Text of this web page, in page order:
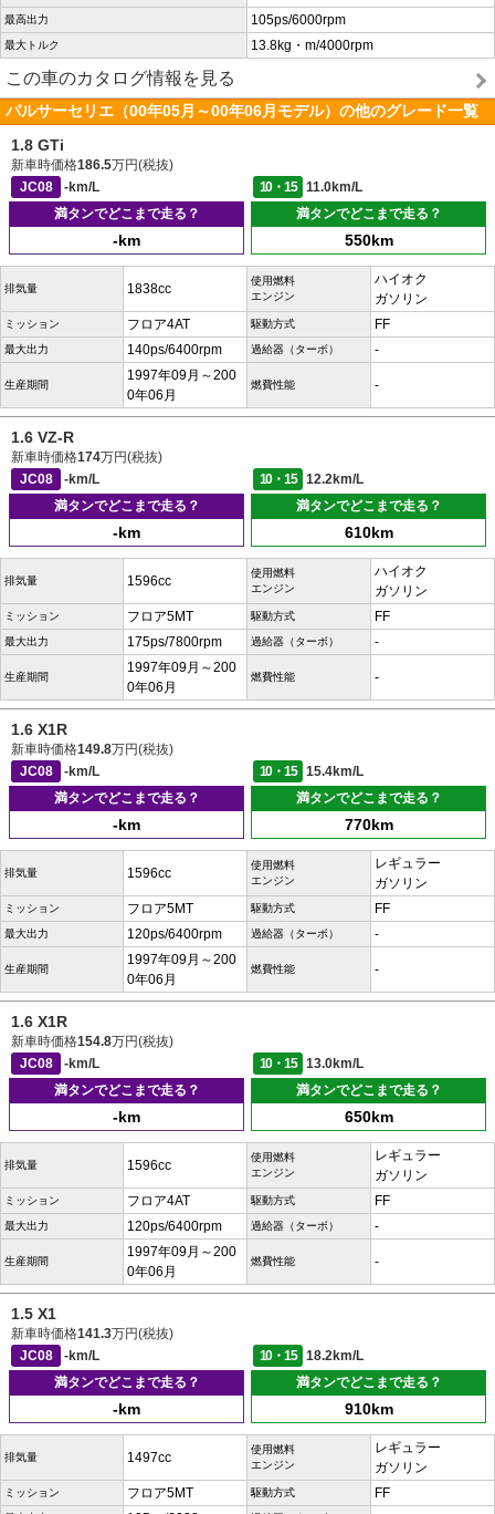
最高出力 105ps/6000rpm
最大トルク 13.8kg・m/4000rpm
この車のカタログ情報を見る
パルサーセリエ（00年05月～00年06月モデル）の他のグレード一覧
1.8 GTi
新車時価格186.5万円(税抜)
JC08
-km/L 10・15
11.0km/L
満タンでどこまで走る？
-km
満タンでどこまで走る？
550km
排気量 1838cc
使用燃料
エンジン
ハイオク
ガソリン
ミッション フロア4AT 駆動方式 FF
最大出力 140ps/6400rpm 過給器（ターボ） -
生産期間
1997年09月～200
0年06月
燃費性能 -
1.6 VZ-R
新車時価格174万円(税抜)
JC08
-km/L 10・15
12.2km/L
満タンでどこまで走る？
-km
満タンでどこまで走る？
610km
排気量 1596cc
使用燃料
エンジン
ハイオク
ガソリン
ミッション フロア5MT 駆動方式 FF
最大出力 175ps/7800rpm 過給器（ターボ） -
生産期間
1997年09月～200
0年06月
燃費性能 -
1.6 X1R
新車時価格149.8万円(税抜)
JC08
-km/L 10・15
15.4km/L
満タンでどこまで走る？
-km
満タンでどこまで走る？
770km
排気量 1596cc
使用燃料
エンジン
レギュラー
ガソリン
ミッション フロア5MT 駆動方式 FF
最大出力 120ps/6400rpm 過給器（ターボ） -
生産期間
1997年09月～200
0年06月
燃費性能 -
1.6 X1R
新車時価格154.8万円(税抜)
JC08
-km/L 10・15
13.0km/L
満タンでどこまで走る？
-km
満タンでどこまで走る？
650km
排気量 1596cc
使用燃料
エンジン
レギュラー
ガソリン
ミッション フロア4AT 駆動方式 FF
最大出力 120ps/6400rpm 過給器（ターボ） -
生産期間
1997年09月～200
0年06月
燃費性能 -
1.5 X1
新車時価格141.3万円(税抜)
JC08
-km/L 10・15
18.2km/L
満タンでどこまで走る？
-km
満タンでどこまで走る？
910km
排気量 1497cc
使用燃料
エンジン
レギュラー
ガソリン
ミッション フロア5MT 駆動方式 FF